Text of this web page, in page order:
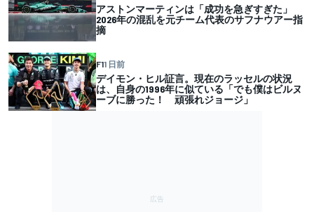
アストンマーティンは「成功を急ぎすぎた」
2026年の混乱を元チーム代表のサフナウアー指
摘
F11 日前
デイモン・ヒル証言。現在のラッセルの状況
は、自身の1996年に似ている「でも僕はビルヌ
ーブに勝った！ 頑張れジョージ」